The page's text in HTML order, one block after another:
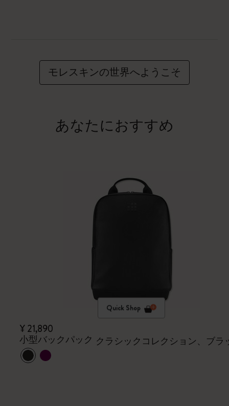
モレスキンの世界へようこそ
あなたにおすすめ
Quick Shop
¥ 21,890
小型バックパック クラシックコレクション、ブラ